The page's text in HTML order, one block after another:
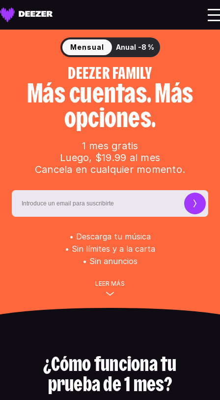
Mensual Anual -8 %
DEEZER FAMILY
Más cuentas. Más
opciones.
1 mes gratis
Luego, $19.99 al mes
Cancela en cualquier momento.
• Descarga tu música
• Sin límites y a la carta
• Sin anuncios
LEER MÁS
¿Cómo funciona tu
prueba de 1 mes?